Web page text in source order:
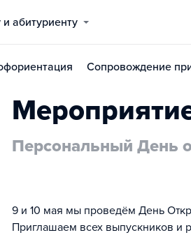
и абитуриенту
Сопровождение
Персональный День
9 и 10 мая мы проведём День
Приглашаем всех выпускников и